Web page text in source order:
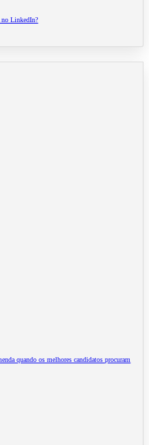
no LinkedIn?
quando os melhores candidatos procuram